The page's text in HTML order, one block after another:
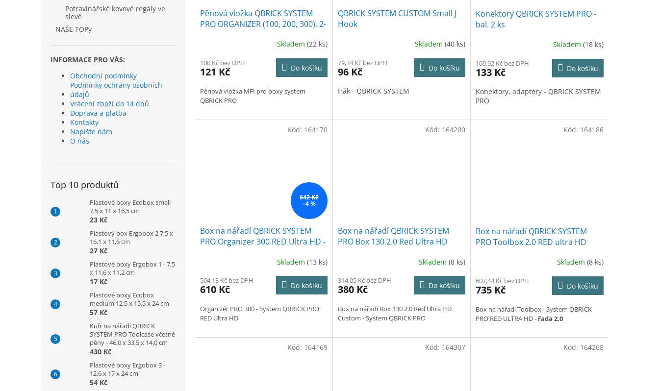
Potravinářské kovové regály ve
slevě
NAŠE TOPy
INFORMACE PRO VÁS:
Obchodní podmínky
Podmínky ochrany osobních
údajů
Vrácení zboží do 14 dnů
Doprava a platba
Kontakty
Napište nám
O nás
Top 10 produktů
Plastové boxy Ecobox small
7,5 x 11 x 16,5 cm
23 Kč
Plastový box Ergobox 2 7,5 x
16,1 x 11,6 cm
27 Kč
Plastové boxy Ergobox 1 - 7,5
x 11,6 x 11,2 cm
17 Kč
Plastové boxy Ecobox
medium 12,5 x 15,5 x 24 cm
57 Kč
Kufr na nářadí QBRICK
SYSTEM PRO Toolcase včetně
pěny - 46,0 x 33,5 x 14,0 cm
430 Kč
Plastové boxy Ergobox 3 -
12,6 x 17 x 24 cm
54 Kč
Pěnová vložka QBRICK SYSTEM
PRO ORGANIZER (100, 200, 300), 2-
Skladem (22 ks)
100 Kč bez DPH
121 Kč Do košíku
Pěnová vložka MFI pro boxy system
QBRICK PRO
QBRICK SYSTEM CUSTOM Small J
Hook
Skladem (40 ks)
79,34 Kč bez DPH
96 Kč Do košíku
Hák - QBRICK SYSTEM
Konektory QBRICK SYSTEM PRO -
bal. 2 ks
Skladem (18 ks)
109,92 Kč bez DPH
133 Kč Do košíku
Konektory, adaptéry - QBRICK SYSTEM
PRO
642 Kč
–4 %
Box na nářadí QBRICK SYSTEM
PRO Organizer 300 RED Ultra HD -
Skladem (13 ks)
504,13 Kč bez DPH
610 Kč Do košíku
Organizér PRO 300 - System QBRICK PRO
RED Ultra HD
Kód: 164170
Box na nářadí QBRICK SYSTEM
PRO Box 130 2.0 Red Ultra HD
Skladem (8 ks)
314,05 Kč bez DPH
380 Kč Do košíku
Box na nářadí Box 130 2.0 Red Ultra HD
Custom - System QBRICK PRO
Kód: 164200
Box na nářadí QBRICK SYSTEM
PRO Toolbox 2.0 RED ultra HD
Skladem (8 ks)
607,44 Kč bez DPH
735 Kč Do košíku
Box na nářadí Toolbox - System QBRICK
PRO RED ULTRA HD -řada 2.0
Kód: 164186
Kód: 164169 Kód: 164307 Kód: 164268